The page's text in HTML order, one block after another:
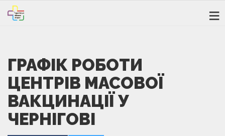
ГРАФІК РОБОТИ
ЦЕНТРІВ МАСОВОЇ
ВАКЦИНАЦІЇ У
ЧЕРНІГОВІ